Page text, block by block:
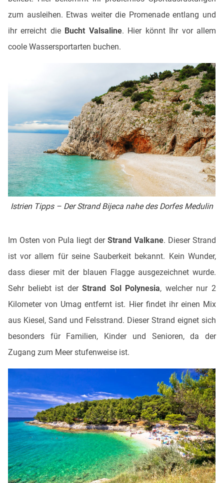
zum ausleihen. Etwas weiter die Promenade entlang und
ihr erreicht die Bucht Valsaline. Hier könnt Ihr vor allem
coole Wassersportarten buchen.
Istrien Tipps – Der Strand Bijeca nahe des Dorfes Medulin
Im Osten von Pula liegt der Strand Valkane. Dieser Strand
ist vor allem für seine Sauberkeit bekannt. Kein Wunder,
dass dieser mit der blauen Flagge ausgezeichnet wurde.
Sehr beliebt ist derStrand Sol Polynesia, welcher nur 2
Kilometer von Umag entfernt ist. Hier findet ihr einen Mix
aus Kiesel, Sand und Felsstrand. Dieser Strand eignet sich
besonders für Familien, Kinder und Senioren, da der
Zugang zum Meer stufenweise ist.